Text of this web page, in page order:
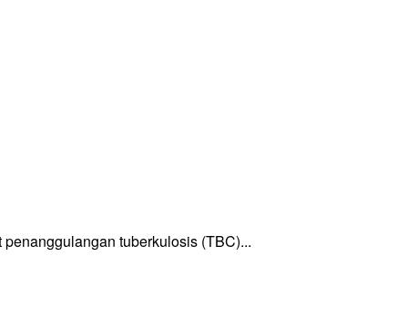
tuberkulosis (TBC)...